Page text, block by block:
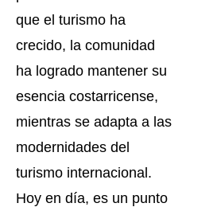
que el turismo ha
crecido, la comunidad
ha logrado mantener su
esencia costarricense,
mientras se adapta a las
modernidades del
turismo internacional.
Hoy en día, es un punto